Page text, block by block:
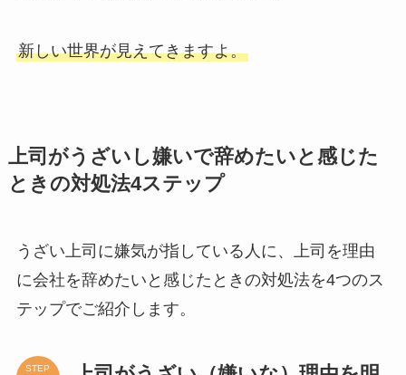
新しい世界が見えてきますよ。
上司がうざいし嫌いで辞めたいと感じた
ときの対処法4ステップ
うざい上司に嫌気が指している人に、上司を理由
に会社を辞めたいと感じたときの対処法を4つのス
テップでご紹介します。
STEP